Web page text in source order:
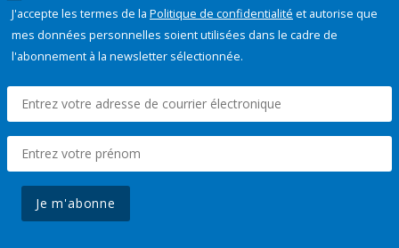
J'accepte les termes de la Politique de confidentialité et autorise que
mes données personnelles soient utilisées dans le cadre de
l'abonnement à la newsletter sélectionnée.
Je m'abonne